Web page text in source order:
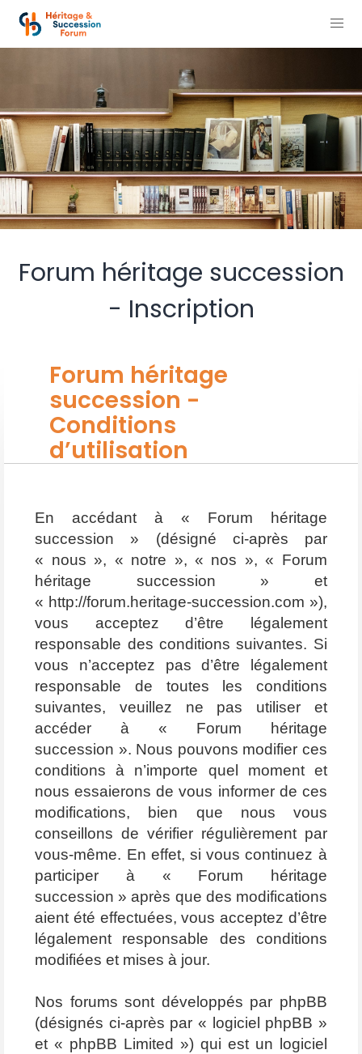
Forum héritage succession
- Inscription
Forum héritage
succession -
Conditions
d’utilisation
En accédant à « Forum héritage
succession » (désigné ci-après par
« nous », « notre », « nos », « Forum
héritage succession » et
« http://forum.heritage-succession.com »),
vous acceptez d’être légalement
responsable des conditions suivantes. Si
vous n’acceptez pas d’être légalement
responsable de toutes les conditions
suivantes, veuillez ne pas utiliser et
accéder à « Forum héritage
succession ». Nous pouvons modifier ces
conditions à n’importe quel moment et
nous essaierons de vous informer de ces
modifications, bien que nous vous
conseillons de vérifier régulièrement par
vous-même. En effet, si vous continuez à
participer à « Forum héritage
succession » après que des modifications
aient été effectuées, vous acceptez d’être
légalement responsable des conditions
modifiées et mises à jour.
Nos forums sont développés par phpBB
(désignés ci-après par « logiciel phpBB »
et « phpBB Limited ») qui est un logiciel